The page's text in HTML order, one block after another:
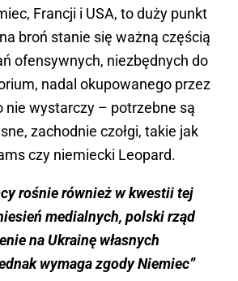
Francji i USA, to duży punkt
broń stanie się ważną częścią
ofensywnych, niezbędnych do
nadal okupowanego przez
nie wystarczy – potrzebne są
zachodnie czołgi, takie jak
czy niemiecki Leopard.
rośnie również w kwestii tej
medialnych, polski rząd
na Ukrainę własnych
wymaga zgody Niemiec”